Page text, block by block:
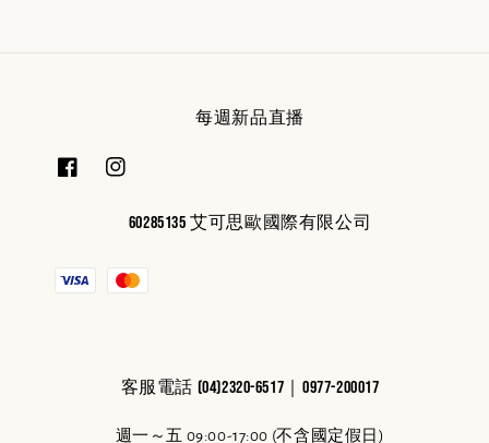
每週新品直播
60285135 艾可思歐國際有限公司
客服電話 (04)2320-6517｜0977-200017
週一～五 09:00-17:00 (不含國定假日)